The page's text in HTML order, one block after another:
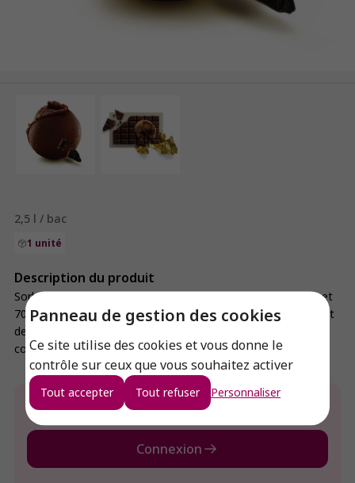
Panneau de gestion des cookies
Ce site utilise des cookies et vous donne le
contrôle sur ceux que vous souhaitez activer
Tout accepter Tout refuser Personnaliser
2,5 l / bac
1 unité
Description du produit
Sorbet à l'alliance de 2 chocolats origine Côte d'Ivoire: 59% et
70%. Gamme haute expression : - Fruits issus essentiellement
de coopératives fruitières françaises - Sucre français - Sans
colorant, sans arôme
Envie de connaitre le prix de ce produit ?
Connexion